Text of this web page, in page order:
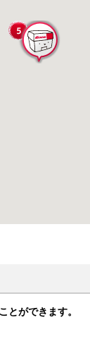
とができます。